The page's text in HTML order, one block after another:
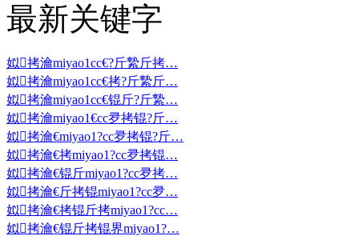
最新关键字
姒拷瀹miyao1cc€?斤縶斤拷…
姒拷瀹miyao1cc€拷?斤縶斤…
姒拷瀹miyao1cc€锟斤?斤縶…
姒拷瀹miyao1€cc夛拷锟?斤…
姒拷瀹€miyao1?cc夛拷锟?斤…
姒拷瀹€拷miyao1?cc夛拷锟…
姒拷瀹€锟斤miyao1?cc夛拷…
姒拷瀹€斤拷锟miyao1?cc夛…
姒拷瀹€拷锟斤拷miyao1?cc…
姒拷瀹€锟斤拷锟界miyao1?…